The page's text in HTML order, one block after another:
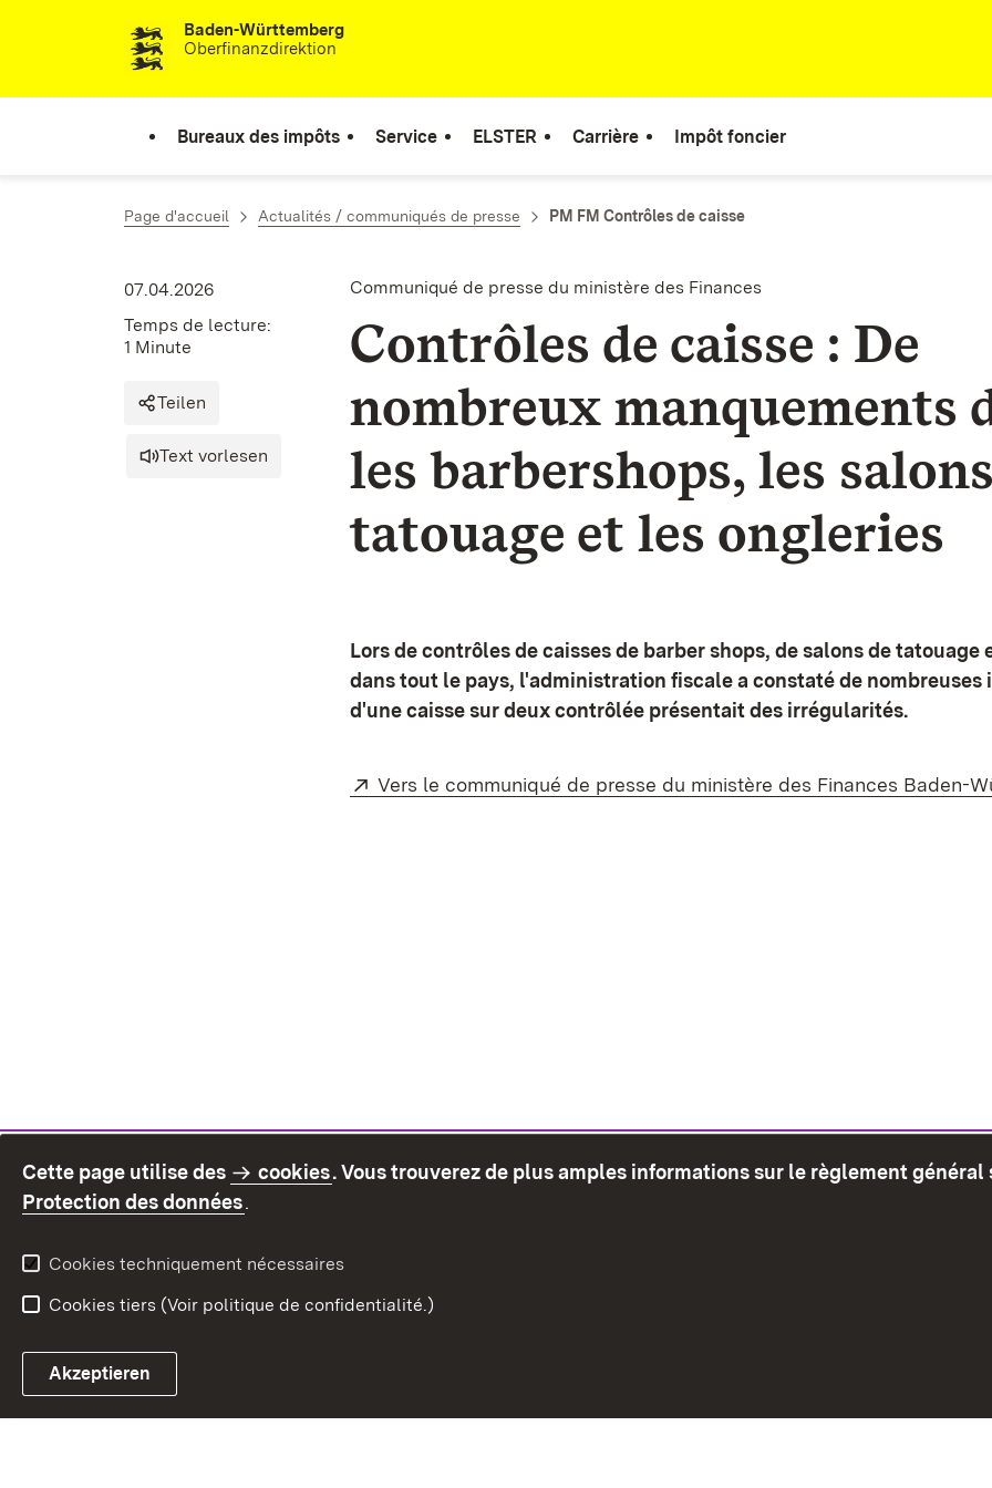
Passer au contenuBaden-Württemberg
Oberfinanzdirektion
Bureaux des impôts Service ELSTER Carrière Impôt foncier
Page d'accueil Actualités / communiqués de presse PM FM Contrôles de caisse
Communiqué de presse du ministère des Finances
Contrôles de caisse : De
nombreux manquements
les barbershops, les
tatouage et les ongleries
07.04.2026
Temps de lecture:
1 Minute
Teilen
Text vorlesen
Lors de contrôles de caisses de barber shops, de salons de tatouage
dans tout le pays, l'administration fiscale a constaté de nombreuses
d'une caisse sur deux contrôlée présentait des irrégularités.
Externe:
Vers le communiqué de presse du ministère des Finances Baden-
Cette page utilise des cookies. Vous trouverez de plus amples informations sur le règlement
Protection des données.
Cookies techniquement nécessaires
Cookies tiers (Voir politique de confidentialité.)
Akzeptieren